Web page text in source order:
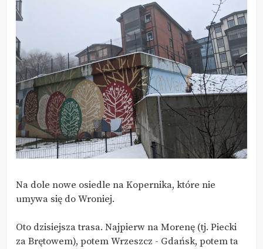
Na dole nowe osiedle na Kopernika, które nie
umywa się do Wroniej.
Oto dzisiejsza trasa. Najpierw na Morenę (tj. Piecki
za Brętowem), potem Wrzeszcz - Gdańsk, potem ta